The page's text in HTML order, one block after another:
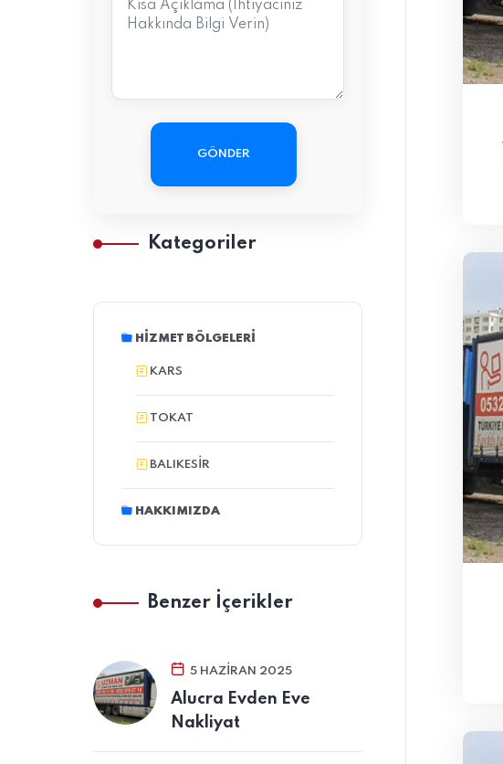
GÖNDER
Kategoriler
HIZMET BÖLGELERI
KARS
TOKAT
BALIKESIR
HAKKIMIZDA
Benzer İçerikler
5 HAZIRAN 2025
Alucra Evden Eve
Nakliyat